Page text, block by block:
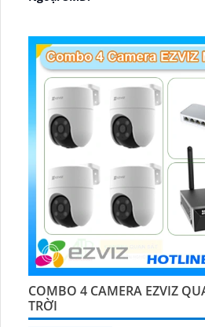
COMBO 4 CAMERA EZVIZ
TRỜI